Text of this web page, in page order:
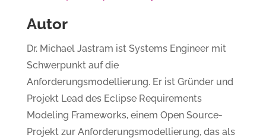
Autor
Dr. Michael Jastram ist Systems Engineer mit
Schwerpunkt auf die
Anforderungsmodellierung. Er ist Gründer und
Projekt Lead des Eclipse Requirements
Modeling Frameworks, einem Open Source-
Projekt zur Anforderungsmodellierung, das als